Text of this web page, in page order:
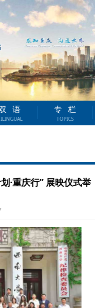
语 专栏
TOPICS
·重庆行” 展映仪式举